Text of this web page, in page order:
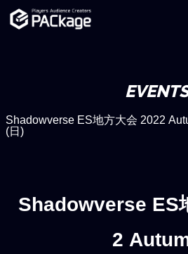
Shadowverse ES地方大会 2022
(日)
Shadowverse ES
2